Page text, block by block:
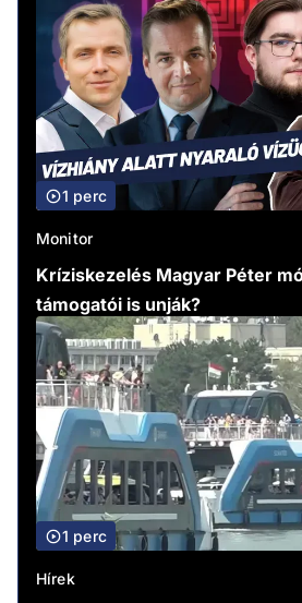
1 perc
Monitor
Kríziskezelés Magyar Péter
támogatói is unják?
1 perc
Hírek